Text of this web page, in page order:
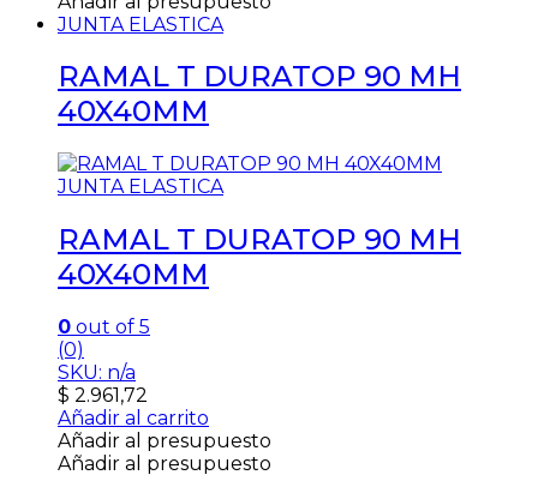
JUNTA ELASTICA
RAMAL T DURATOP 90 MH
40X40MM
JUNTA ELASTICA
RAMAL T DURATOP 90 MH
40X40MM
0 out of 5
(0)
SKU: n/a
$ 2.961,72
Añadir al carrito
Añadir al presupuesto
Añadir al presupuesto